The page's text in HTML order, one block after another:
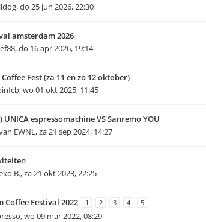
,do 25 jun 2026, 22:30
amsterdam 2026
,do 16 apr 2026, 19:14
Fest (za 11 en zo 12 oktober)
,wo 01 okt 2025, 11:45
UNICA espressomachine VS Sanremo YOU
EWNL,za 21 sep 2024, 14:27
B.,za 21 okt 2023, 22:25
Coffee Festival 2022 1 2 3 4 5
,wo 09 mar 2022, 08:29